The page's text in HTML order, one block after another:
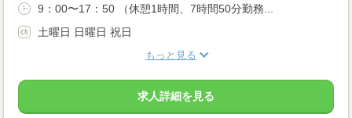
9：00〜17：50 （休憩1時間、7時間50分勤務...
土曜日 日曜日 祝日
もっと見る
求人詳細を見る